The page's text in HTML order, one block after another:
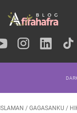
/ GAGASANKU /